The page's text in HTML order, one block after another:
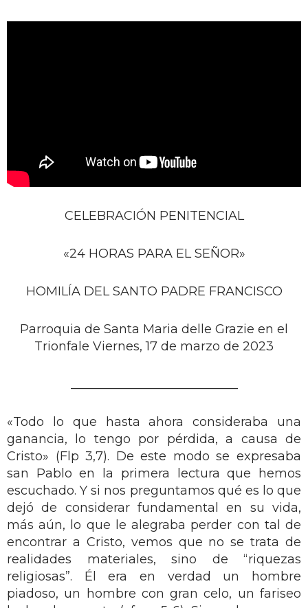
CELEBRACIÓN PENITENCIAL
«24 HORAS PARA EL SEÑOR»
HOMILÍA DEL SANTO PADRE FRANCISCO
Parroquia de Santa Maria delle Grazie en el
Trionfale Viernes, 17 de marzo de 2023
«Todo lo que hasta ahora consideraba una
ganancia, lo tengo por pérdida, a causa de
Cristo» (Flp 3,7). De este modo se expresaba
san Pablo en la primera lectura que hemos
escuchado. Y si nos preguntamos qué es lo que
dejó de considerar fundamental en su vida,
más aún, lo que le alegraba perder con tal de
encontrar a Cristo, vemos que no se trata de
realidades materiales, sino de “riquezas
religiosas”. Él era en verdad un hombre
piadoso, un hombre con gran celo, un fariseo